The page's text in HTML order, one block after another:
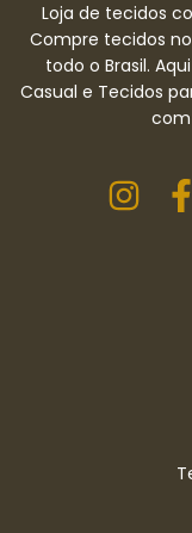
Loja de tecidos
Compre tecidos
todo o Brasil.
Casual e Tecidos
com